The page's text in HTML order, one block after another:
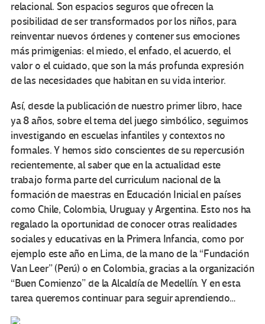
relacional. Son espacios seguros que ofrecen la
posibilidad de ser transformados por los niños, para
reinventar nuevos órdenes y contener sus emociones
más primigenias: el miedo, el enfado, el acuerdo, el
valor o el cuidado, que son la más profunda expresión
de las necesidades que habitan en su vida interior.
Así, desde la publicación de nuestro primer libro, hace
ya 8 años, sobre el tema del juego simbólico, seguimos
investigando en escuelas infantiles y contextos no
formales. Y hemos sido conscientes de su repercusión
recientemente, al saber que en la actualidad este
trabajo forma parte del curriculum nacional de la
formación de maestras en Educación Inicial en países
como Chile, Colombia, Uruguay y Argentina. Esto nos ha
regalado la oportunidad de conocer otras realidades
sociales y educativas en la Primera Infancia, como por
ejemplo este año en Lima, de la mano de la “Fundación
Van Leer” (Perú) o en Colombia, gracias a la organización
“Buen Comienzo” de la Alcaldía de Medellín. Y en esta
tarea queremos continuar para seguir aprendiendo…